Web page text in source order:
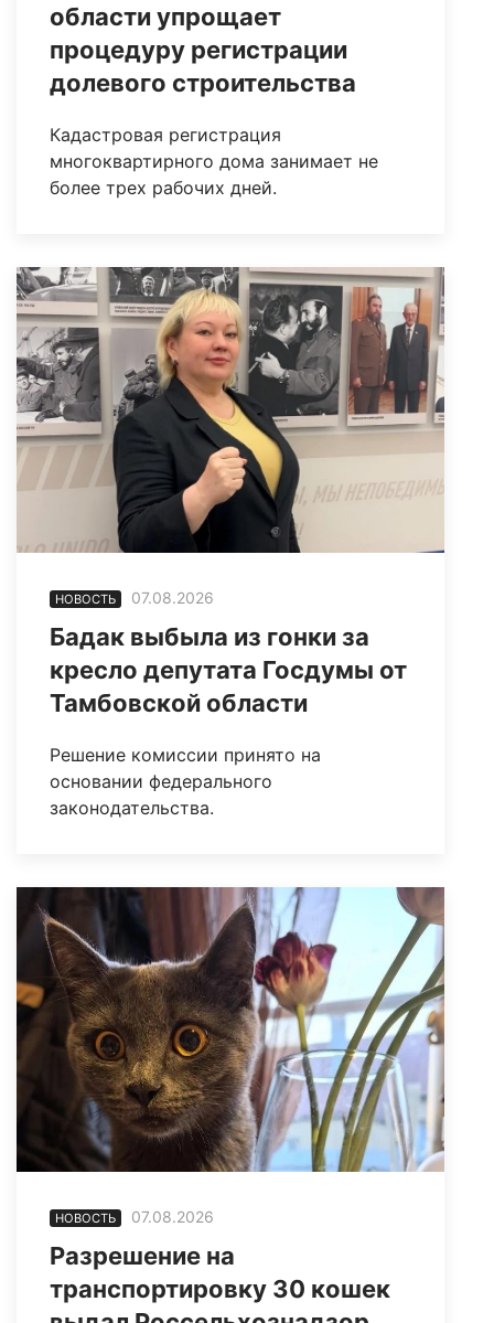
области упрощает
процедуру регистрации
долевого строительства
Кадастровая регистрация
многоквартирного дома занимает не
более трех рабочих дней.
НОВОСТЬ 07.08.2026
Бадак выбыла из гонки за
кресло депутата Госдумы от
Тамбовской области
Решение комиссии принято на
основании федерального
законодательства.
НОВОСТЬ 07.08.2026
Разрешение на
транспортировку 30 кошек